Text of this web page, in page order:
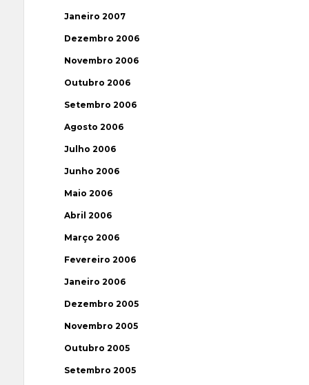
Janeiro 2007
Dezembro 2006
Novembro 2006
Outubro 2006
Setembro 2006
Agosto 2006
Julho 2006
Junho 2006
Maio 2006
Abril 2006
Março 2006
Fevereiro 2006
Janeiro 2006
Dezembro 2005
Novembro 2005
Outubro 2005
Setembro 2005